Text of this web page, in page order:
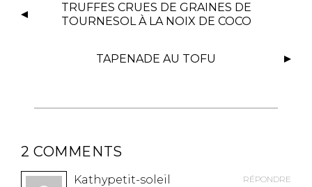
A
N
D
TRUFFES CRUES DE GRAINES DE
TOURNESOL À LA NOIX DE COCO
TAPENADE AU TOFU
2 COMMENTS
Kathypetit-soleil RÉPONDRE